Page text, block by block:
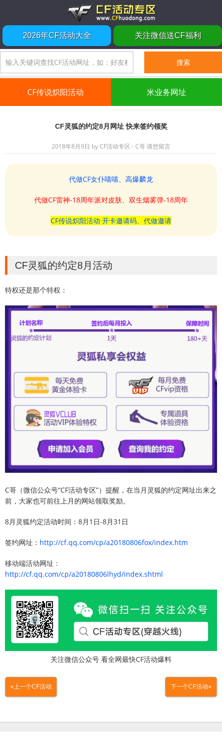
2026年CF活动大全 关注微信送CF福利
CF传说炽阳活动 米业务网址
CF灵狐的约定8月网址 快来签约领奖
2018年8月9日 byCF活动专区 - C哥请您留言
代做CF女仆喵喵、高爆麟龙
代做CF雷神-18周年派对皮肤、双生烟雾弹-18周年
CF传说炽阳活动 开卡邀请码、代做邀请
CF灵狐的约定8月活动
特权还是那个特权：
C哥（微信公众号“CF活动专区”）提醒，在当月灵狐的约定网址出来之
前，大家也可前往上月的网站领取奖励。
8月灵狐约定活动时间：8月1日-8月31日
签约网址： http://cf.qq.com/cp/a20180806fox/index.htm
移动端活动网址：
http://cf.qq.com/cp/a20180806lhyd/index.shtml
关注微信公众号 看全网最快CF活动爆料
«上一个CF活动 下一个CF活动»